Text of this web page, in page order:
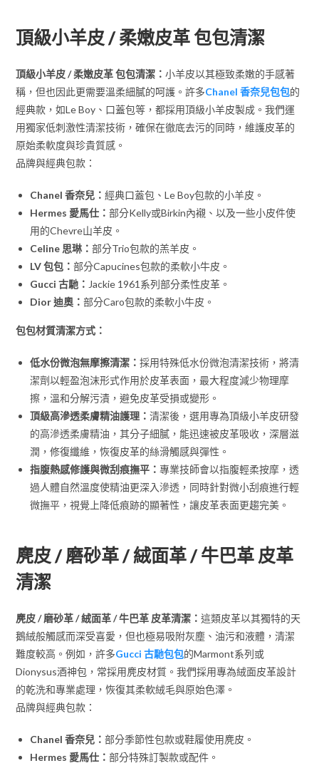
頂級小羊皮 / 柔嫩皮革 包包清潔
頂級小羊皮 / 柔嫩皮革 包包清潔：小羊皮以其極致柔嫩的手感著
稱，但也因此更需要溫柔細膩的呵護。許多Chanel 香奈兒包包的
經典款，如Le Boy、口蓋包等，都採用頂級小羊皮製成。我們運
用獨家低刺激性清潔技術，確保在徹底去污的同時，維護皮革的
原始柔軟度與珍貴質感。
品牌與經典包款：
Chanel 香奈兒：經典口蓋包、Le Boy包款的小羊皮。
Hermes 愛馬仕：部分Kelly或Birkin內襯、以及一些小皮件使
用的Chevre山羊皮。
Celine 思琳：部分Trio包款的羔羊皮。
LV 包包：部分Capucines包款的柔軟小牛皮。
Gucci 古馳： Jackie 1961系列部分柔性皮革。
Dior 迪奧：部分Caro包款的柔軟小牛皮。
包包材質清潔方式：
低水份微泡無摩擦清潔：採用特殊低水份微泡清潔技術，將清
潔劑以輕盈泡沫形式作用於皮革表面，最大程度減少物理摩
擦，溫和分解污漬，避免皮革受損或變形。
頂級高滲透柔膚精油護理：清潔後，選用專為頂級小羊皮研發
的高滲透柔膚精油，其分子細膩，能迅速被皮革吸收，深層滋
潤，修復纖維，恢復皮革的絲滑觸感與彈性。
指腹熱感修護與微刮痕撫平：專業技師會以指腹輕柔按摩，透
過人體自然溫度使精油更深入滲透，同時針對微小刮痕進行輕
微撫平，視覺上降低痕跡的顯著性，讓皮革表面更趨完美。
麂皮 / 磨砂革 / 絨面革 / 牛巴革 皮革
清潔
麂皮 / 磨砂革 / 絨面革 / 牛巴革 皮革清潔：這類皮革以其獨特的天
鵝絨般觸感而深受喜愛，但也極易吸附灰塵、油污和液體，清潔
難度較高。例如，許多Gucci 古馳包包的Marmont系列或
Dionysus酒神包，常採用麂皮材質。我們採用專為絨面皮革設計
的乾洗和專業處理，恢復其柔軟絨毛與原始色澤。
品牌與經典包款：
Chanel 香奈兒：部分季節性包款或鞋履使用麂皮。
Hermes 愛馬仕：部分特殊訂製款或配件。